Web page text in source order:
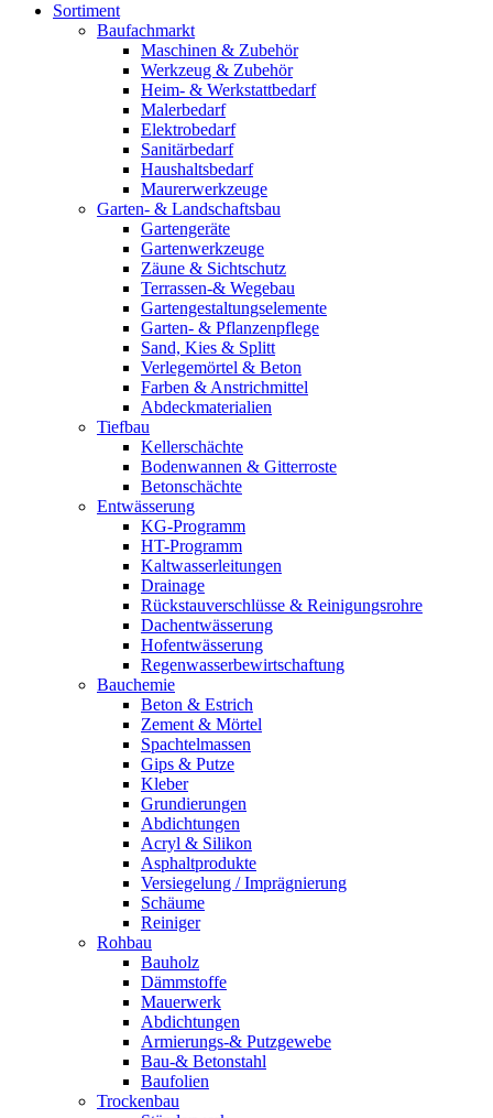
Sortiment
Baufachmarkt
Maschinen & Zubehör
Werkzeug & Zubehör
Heim- & Werkstattbedarf
Malerbedarf
Elektrobedarf
Sanitärbedarf
Haushaltsbedarf
Maurerwerkzeuge
Garten- & Landschaftsbau
Gartengeräte
Gartenwerkzeuge
Zäune & Sichtschutz
Terrassen-& Wegebau
Gartengestaltungselemente
Garten- & Pflanzenpflege
Sand, Kies & Splitt
Verlegemörtel & Beton
Farben & Anstrichmittel
Abdeckmaterialien
Tiefbau
Kellerschächte
Bodenwannen & Gitterroste
Betonschächte
Entwässerung
KG-Programm
HT-Programm
Kaltwasserleitungen
Drainage
Rückstauverschlüsse & Reinigungsrohre
Dachentwässerung
Hofentwässerung
Regenwasserbewirtschaftung
Bauchemie
Beton & Estrich
Zement & Mörtel
Spachtelmassen
Gips & Putze
Kleber
Grundierungen
Abdichtungen
Acryl & Silikon
Asphaltprodukte
Versiegelung / Imprägnierung
Schäume
Reiniger
Rohbau
Bauholz
Dämmstoffe
Mauerwerk
Abdichtungen
Armierungs-& Putzgewebe
Bau-& Betonstahl
Baufolien
Trockenbau